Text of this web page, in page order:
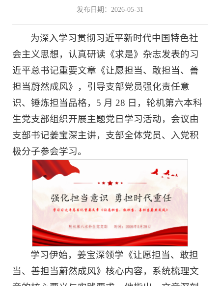
发布日期：2026-05-31
为深入学习贯彻习近平新时代中国特色社
会主义思想，认真研读《求是》杂志发表的习
近平总书记重要文章《让愿担当、敢担当、善
担当蔚然成风》，引导支部党员强化责任意
识、锤炼担当品格，5 月 28 日，轮机第六本科
生党支部组织开展主题党日学习活动，会议由
支部书记姜宝深主讲，支部全体党员、入党积
极分子参会学习。
学习伊始，姜宝深领学《让愿担当、敢担
当、善担当蔚然成风》核心内容，系统梳理文